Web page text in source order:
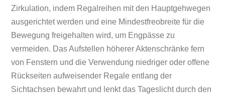
Zirkulation, indem Regalreihen mit den Hauptgehwegen
ausgerichtet werden und eine Mindestfreobreite für die
Bewegung freigehalten wird, um Engpässe zu
vermeiden. Das Aufstellen höherer Aktenschränke fern
von Fenstern und die Verwendung niedriger oder offene
Rückseiten aufweisender Regale entlang der
Sichtachsen bewahrt und lenkt das Tageslicht durch den